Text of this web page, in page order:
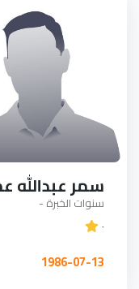
سمر
سنوات الخبرة -
٠
1986-07-13